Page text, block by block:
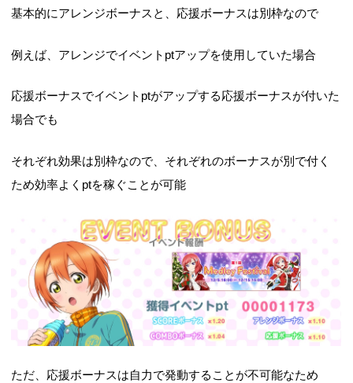
基本的にアレンジボーナスと、応援ボーナスは別枠なので
例えば、アレンジでイベントptアップを使用していた場合
応援ボーナスでイベントptがアップする応援ボーナスが付いた
場合でも
それぞれ効果は別枠なので、それぞれのボーナスが別で付く
ため効率よくptを稼ぐことが可能
ただ、応援ボーナスは自力で発動することが不可能なため